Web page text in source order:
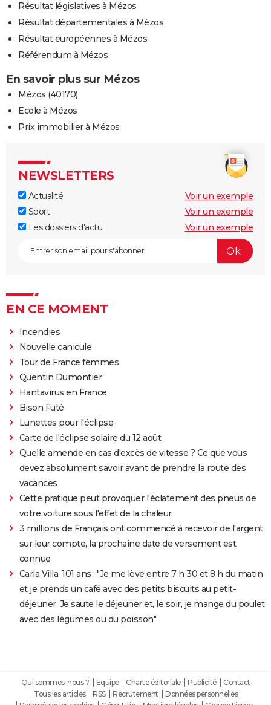
Résultat législatives à Mézos
Résultat départementales à Mézos
Résultat européennes à Mézos
Référendum à Mézos
En savoir plus sur Mézos
Mézos (40170)
Ecole à Mézos
Prix immobilier à Mézos
NEWSLETTERS
Actualité
Voir un exemple
Sport
Voir un exemple
Les dossiers d'actu
Voir un exemple
EN CE MOMENT
Incendies
Nouvelle canicule
Tour de France femmes
Quentin Dumontier
Hantavirus en France
Bison Futé
Lunettes pour l'éclipse
Carte de l'éclipse solaire du 12 août
Quelle amende en cas d'excès de vitesse ? Ce que vous
devez absolument savoir avant de prendre la route des
vacances
Cette pratique peut provoquer l'éclatement des pneus de
votre voiture sous l'effet de la chaleur
3 millions de Français ont commencé à recevoir de l'argent
sur leur compte, la prochaine date de versement est
connue
Carla Villa, 101 ans : "Je me lève entre 7 h 30 et 8 h du matin
et je prends un café avec des petits biscuits au petit-
déjeuner. Je saute le déjeuner et, le soir, je mange du poulet
avec des légumes ou du poisson"
Qui sommes-nous ? Equipe Charte éditoriale Publicité
Contact
Tous les articles
RSS Recrutement
Données personnelles